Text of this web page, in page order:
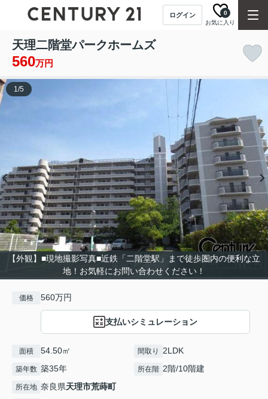
ログイン
お気に入り
0
天理二階堂パークホームズ
560万円
【外観】■現地撮影写真■近鉄「二階堂駅」まで徒歩圏内の便利な立
地！お気軽にお問い合わせください！
1/5
価格 560万円
支払いシミュレーション
面積 54.50㎡ 間取り 2LDK
築年数 築35年 所在階 2階/10階建
所在地 奈良県天理市荒蒔町